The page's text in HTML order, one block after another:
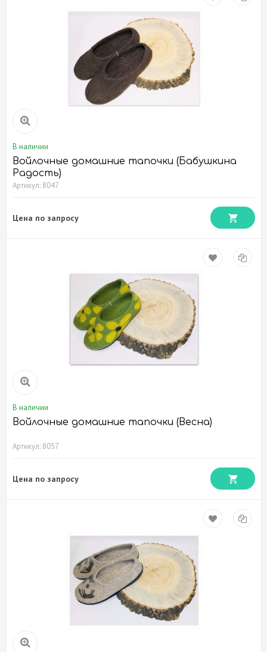
Гарантия качества продукции
на страницах нашего каталога представлен большой
размерный и модельный выбор удобной обуви для дома,
что позволит подобрать ее с учетом ваших предпочтений;
предлагаем выгодные условия для частных заказчиков, а
также коммерческих (оптовых) покупателей;
у нас установлены конкурентные цены, что позволит
осуществляем оперативную адресную доставку
собственным курьером компании в пределах столицы и
Подмосковья, а также готовы выполнить отправку заказа в
регионы.
В наличии
Войлочные домашние тапочки (Бабушкина
Радость)
Артикул: 8047
Цена по запросу
В наличии
Войлочные домашние тапочки (Весна)
Артикул: 8057
Цена по запросу